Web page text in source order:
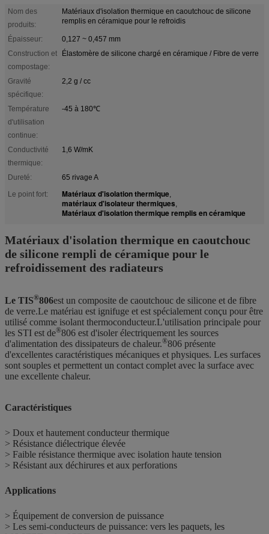
Nom des
produits:
Matériaux d'isolation thermique en caoutchouc de silicone
remplis en céramique pour le refroidis
Épaisseur:
0,127 ~ 0,457 mm
Construction et
compostage:
Élastomère de silicone chargé en céramique / Fibre de verre
Gravité
spécifique:
2,2 g / cc
Température
d'utilisation
continue:
-45 à 180℃
Conductivité
thermique:
1,6 W/mK
Dureté:
65 rivage A
Le point fort:
Matériaux d'isolation thermique,
matériaux d'isolateur thermiques,
Matériaux d'isolation thermique remplis en céramique
Matériaux d'isolation thermique en caoutchouc
de silicone rempli de céramique pour le
refroidissement des radiateurs
Le TIS®806est un composite de caoutchouc de silicone et de fibre
de verre.Le matériau est ignifuge et est spécialement conçu pour être
utilisé comme isolant thermoconducteur.L'utilisation principale pour
les STI est de®806 est d'isoler électriquement les sources
d'alimentation des dissipateurs de chaleur.®806 présente
d'excellentes caractéristiques mécaniques et physiques. Les surfaces
sont souples et permettent un contact complet avec la surface avec
une excellente chaleur.
Caractéristiques
> Doux et hautement conducteur thermique
> Résistance diélectrique élevée
> Faible résistance thermique avec isolation haute tension
> Résistant aux déchirures et aux perforations
Applications
> Équipement de conversion de puissance
> Les semi-conducteurs de puissance: vers les paquets, les